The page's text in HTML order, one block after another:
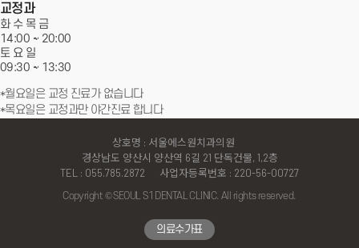
교정과
화 수 목 금
14:00 ~ 20:00
토 요 일
09:30 ~ 13:30
*월요일은 교정 진료가 없습니다
*목요일은 교정과만 야간진료 합니다
상호명 : 서울에스원치과의원
경상남도 양산시 양산역 6길 21 단독건물, 1,2층
TEL : 055.785.2872
사업자등록번호 : 220-56-00727
Copyright © SEOUL S1 DENTAL CLINIC. All rights reserved.
의료수가표